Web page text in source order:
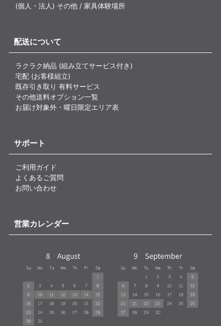
(個人・法人) その他 / 家具体験場所
配送について
ラクラク納品 (組み立てサービス付き)
宅配 (お客様組立)
既存引き取り 有料サービス
その他送料オプション一覧
お届け対象外・曜日限定エリア表
サポート
ご利用ガイド
よくあるご質問
お問い合わせ
営業カレンダー